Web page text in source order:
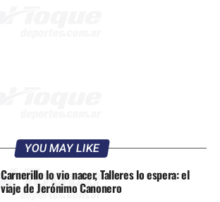
YOU MAY LIKE
Carnerillo lo vio nacer, Talleres lo espera: el
viaje de Jerónimo Canonero